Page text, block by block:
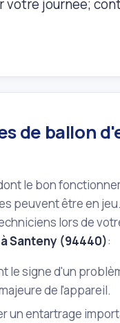
votre journée;
de ballon
le bon
peuvent être en
lors de
Santeny (94440):
le signe d'un
de l'appareil.
un entartrage